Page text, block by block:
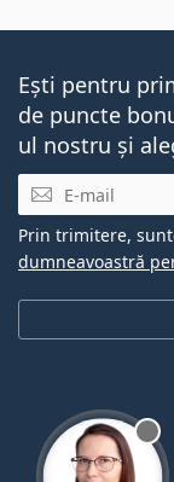
Ești pentru
de puncte
ul nostru și
E-mail
Prin trimitere,
dumneavoastră